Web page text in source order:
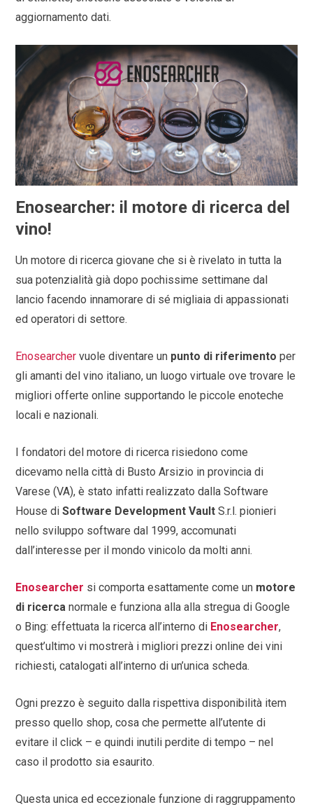
aggiornamento dati.
Enosearcher: il motore di ricerca del
vino!
Un motore di ricerca giovane che si è rivelato in tutta la
sua potenzialità già dopo pochissime settimane dal
lancio facendo innamorare di sé migliaia di appassionati
ed operatori di settore.
Enosearcher vuole diventare un punto di riferimento per
gli amanti del vino italiano, un luogo virtuale ove trovare le
migliori offerte online supportando le piccole enoteche
locali e nazionali.
I fondatori del motore di ricerca risiedono come
dicevamo nella città di Busto Arsizio in provincia di
Varese (VA), è stato infatti realizzato dalla Software
House diSoftware Development Vault S.r.l. pionieri
nello sviluppo software dal 1999, accomunati
dall’interesse per il mondo vinicolo da molti anni.
Enosearcher si comporta esattamente come un motore
di ricercanormale e funziona alla alla stregua di Google
o Bing: effettuata la ricerca all’interno di Enosearcher,
quest’ultimo vi mostrerà i migliori prezzi online dei vini
richiesti, catalogati all’interno di un’unica scheda.
Ogni prezzo è seguito dalla rispettiva disponibilità item
presso quello shop, cosa che permette all’utente di
evitare il click – e quindi inutili perdite di tempo – nel
caso il prodotto sia esaurito.
Questa unica ed eccezionale funzione di raggruppamento